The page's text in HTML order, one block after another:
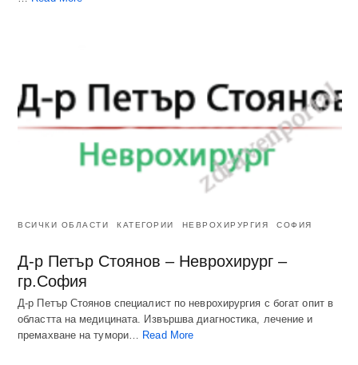
ВСИЧКИ ОБЛАСТИ КАТЕГОРИИ НЕВРОХИРУРГИЯ СОФИЯ
Д-р Петър Стоянов – Неврохирург –
гр.София
Д-р Петър Стоянов специалист по неврохирургия с богат опит в
областта на медицината. Извършва диагностика, лечение и
премахване на тумори…
Read More